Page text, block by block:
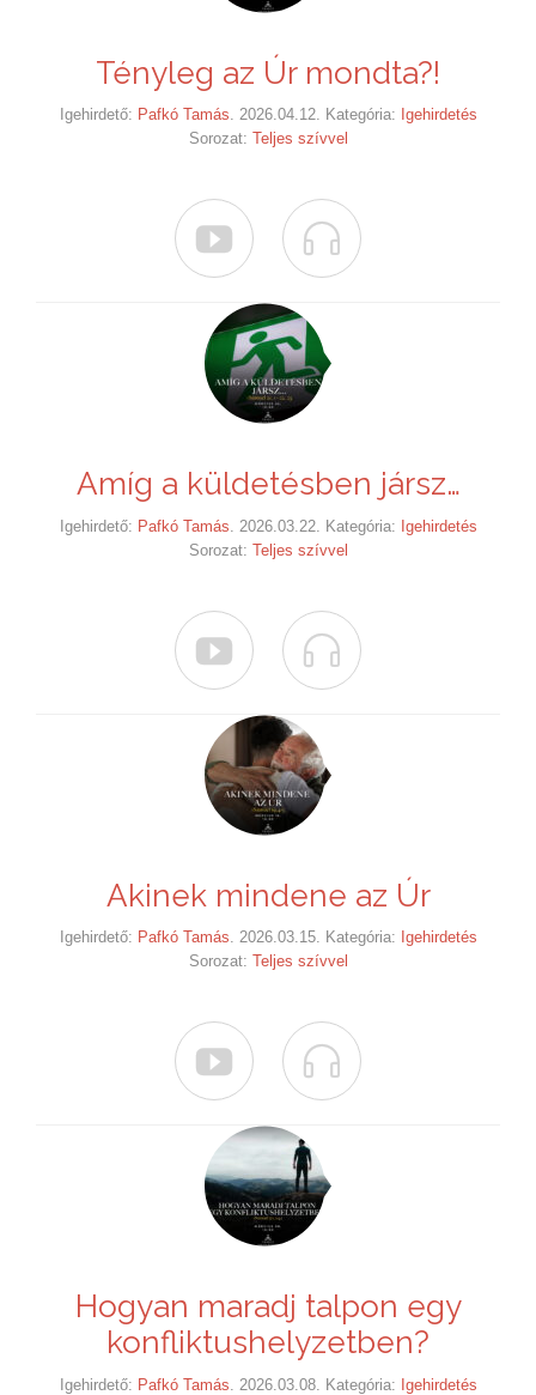
Tényleg az Úr mondta?!
Igehirdető: Pafkó Tamás. 2026.04.12. Kategória: Igehirdetés
Sorozat: Teljes szívvel
 
Amíg a küldetésben jársz…
Igehirdető: Pafkó Tamás . 2026.03.22. Kategória: Igehirdetés
Sorozat: Teljes szívvel
 
Akinek mindene az Úr
Igehirdető: Pafkó Tamás. 2026.03.15. Kategória: Igehirdetés
Sorozat: Teljes szívvel
 
Hogyan maradj talpon egy
konfliktushelyzetben?
Igehirdető: Pafkó Tamás . 2026.03.08. Kategória: Igehirdetés